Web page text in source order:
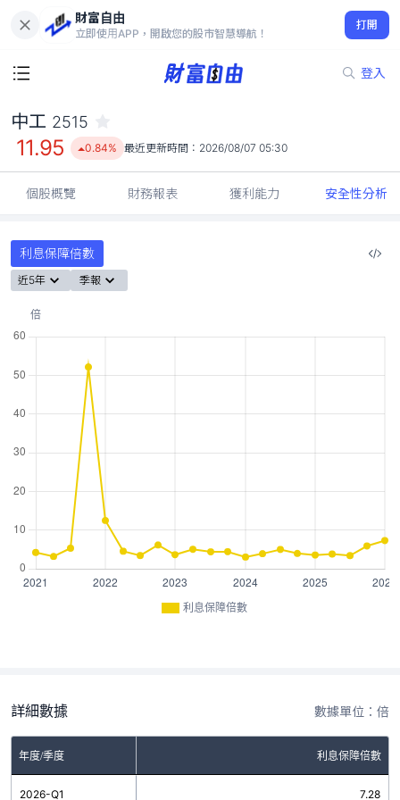
財富自由
立即使用APP，開啟您的股市智慧導航！
打開
登入
11.95
0.84%
中工 2515
11.95 0.84% 最近更新時間： 2026/08/07 05:30
個股概覽 財務報表 獲利能力 安全性分析
利息保障倍數
近5年 季報
利息保障倍數
詳細數據 數據單位：倍
年度/季度 利息保障倍數
2026-Q1 7.28